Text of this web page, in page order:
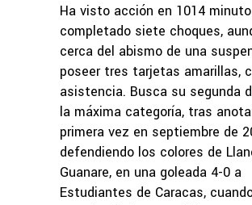
Ha visto acción en 1014
completado siete choques,
cerca del abismo de una
poseer tres tarjetas amarillas,
asistencia. Busca su segunda
la máxima categoría, tras
primera vez en septiembre de
defendiendo los colores de
Guanare, en una goleada 4-0 a
Estudiantes de Caracas,